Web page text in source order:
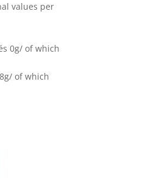
values per
0g/ of which
of which